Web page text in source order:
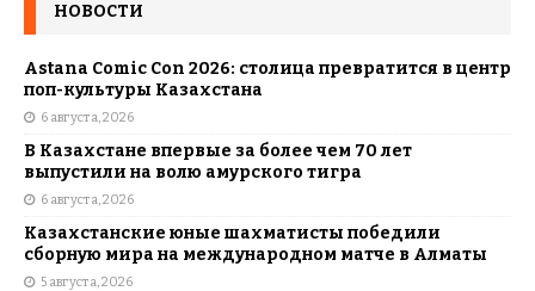
НОВОСТИ
Astana Comic Con 2026: столица превратится в центр
поп-культуры Казахстана
6 августа, 2026
В Казахстане впервые за более чем 70 лет
выпустили на волю амурского тигра
6 августа, 2026
Казахстанские юные шахматисты победили
сборную мира на международном матче в Алматы
5 августа, 2026